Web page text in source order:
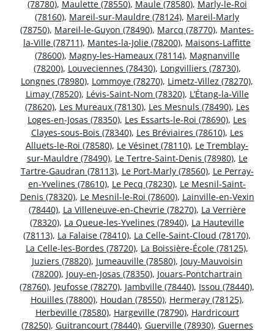
(78780), Maulette (78550), Maule (78580), Marly-le-Roi
(78160), Mareil-sur-Mauldre (78124), Mareil-Marly
(78750), Mareil-le-Guyon (78490), Marcq (78770), Mantes-
la-Ville (78711), Mantes-la-Jolie (78200), Maisons-Laffitte
(78600), Magny-les-Hameaux (78114), Magnanville
(78200), Louveciennes (78430), Longvilliers (78730),
Longnes (78980), Lommoye (78270), Limetz-Villez (78270),
Limay (78520), Lévis-Saint-Nom (78320), L’Étang-la-Ville
(78620), Les Mureaux (78130), Les Mesnuls (78490), Les
Loges-en-Josas (78350), Les Essarts-le-Roi (78690), Les
Clayes-sous-Bois (78340), Les Bréviaires (78610), Les
Alluets-le-Roi (78580), Le Vésinet (78110), Le Tremblay-
sur-Mauldre (78490), Le Tertre-Saint-Denis (78980), Le
Tartre-Gaudran (78113), Le Port-Marly (78560), Le Perray-
en-Yvelines (78610), Le Pecq (78230), Le Mesnil-Saint-
Denis (78320), Le Mesnil-le-Roi (78600), Lainville-en-Vexin
(78440), La Villeneuve-en-Chevrie (78270), La Verrière
(78320), La Queue-les-Yvelines (78940), La Hauteville
(78113), La Falaise (78410), La Celle-Saint-Cloud (78170),
La Celle-les-Bordes (78720), La Boissière-École (78125),
Juziers (78820), Jumeauville (78580), Jouy-Mauvoisin
(78200), Jouy-en-Josas (78350), Jouars-Pontchartrain
(78760), Jeufosse (78270), Jambville (78440), Issou (78440),
Houilles (78800), Houdan (78550), Hermeray (78125),
Herbeville (78580), Hargeville (78790), Hardricourt
(78250), Guitrancourt (78440), Guerville (78930), Guernes